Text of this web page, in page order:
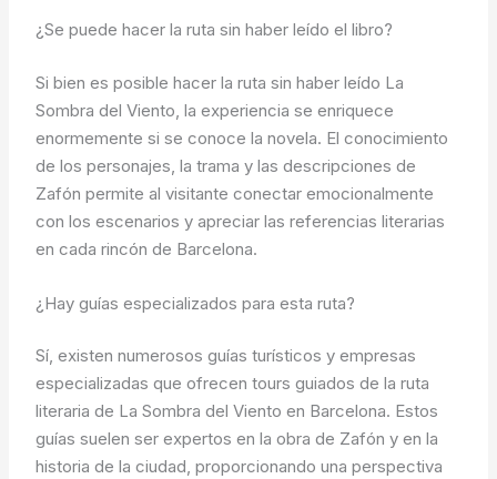
¿Se puede hacer la ruta sin haber leído el libro?
Si bien es posible hacer la ruta sin haber leído La
Sombra del Viento, la experiencia se enriquece
enormemente si se conoce la novela. El conocimiento
de los personajes, la trama y las descripciones de
Zafón permite al visitante conectar emocionalmente
con los escenarios y apreciar las referencias literarias
en cada rincón de Barcelona.
¿Hay guías especializados para esta ruta?
Sí, existen numerosos guías turísticos y empresas
especializadas que ofrecen tours guiados de la ruta
literaria de La Sombra del Viento en Barcelona. Estos
guías suelen ser expertos en la obra de Zafón y en la
historia de la ciudad, proporcionando una perspectiva